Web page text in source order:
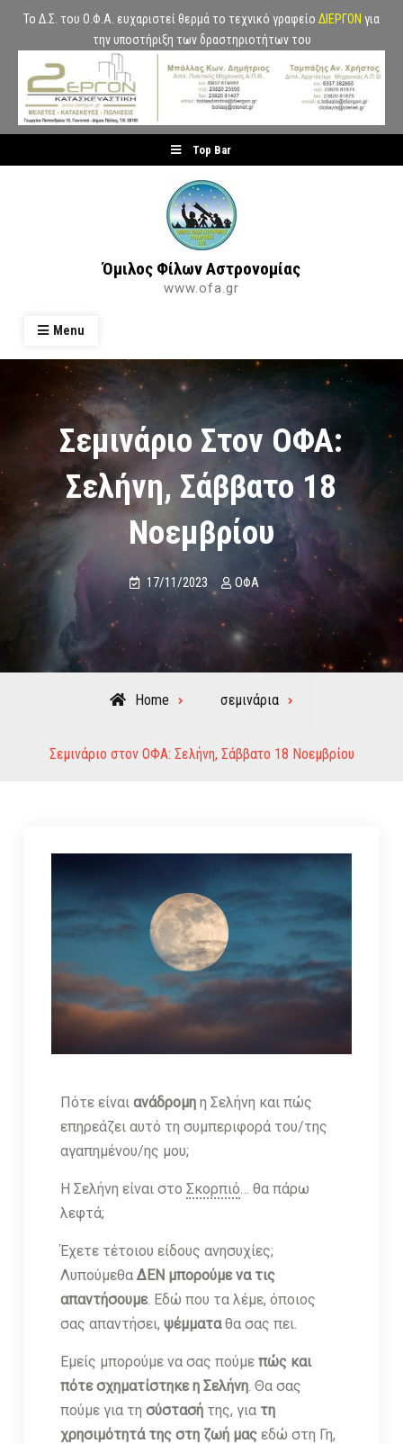
Το Δ.Σ. του Ο.Φ.Α. ευχαριστεί θερμά το τεχνικό γραφείο ΔΙΕΡΓΟΝ για
την υποστήριξη των δραστηριοτήτων του
to
Top Bar
Όμιλος Φίλων Αστρονομίας
www.ofa.gr
Menu
Σεμινάριο Στον ΟΦΑ:
Σελήνη, Σάββατο 18
Νοεμβρίου
17/11/2023 ΟΦΑ
Home σεμινάρια
Σεμινάριο στον ΟΦΑ: Σελήνη, Σάββατο 18 Νοεμβρίου
Πότε είναι ανάδρομηη Σελήνη και πώς
επηρεάζει αυτό τη συμπεριφορά του/της
αγαπημένου/ης μου;
Η Σελήνη είναι στο Σκορπιό… θα πάρω
λεφτά;
Έχετε τέτοιου είδους ανησυχίες;
Λυπούμεθα ΔΕΝ μπορούμε να τις
απαντήσουμε. Εδώ που τα λέμε, όποιος
σας απαντήσει, ψέμματαθα σας πει.
Εμείς μπορούμε να σας πούμε πώς και
πότε σχηματίστηκε η Σελήνη. Θα σας
πούμε για τη σύστασήτης, για τη
χρησιμότητά της στη ζωή μαςεδώ στη Γη,